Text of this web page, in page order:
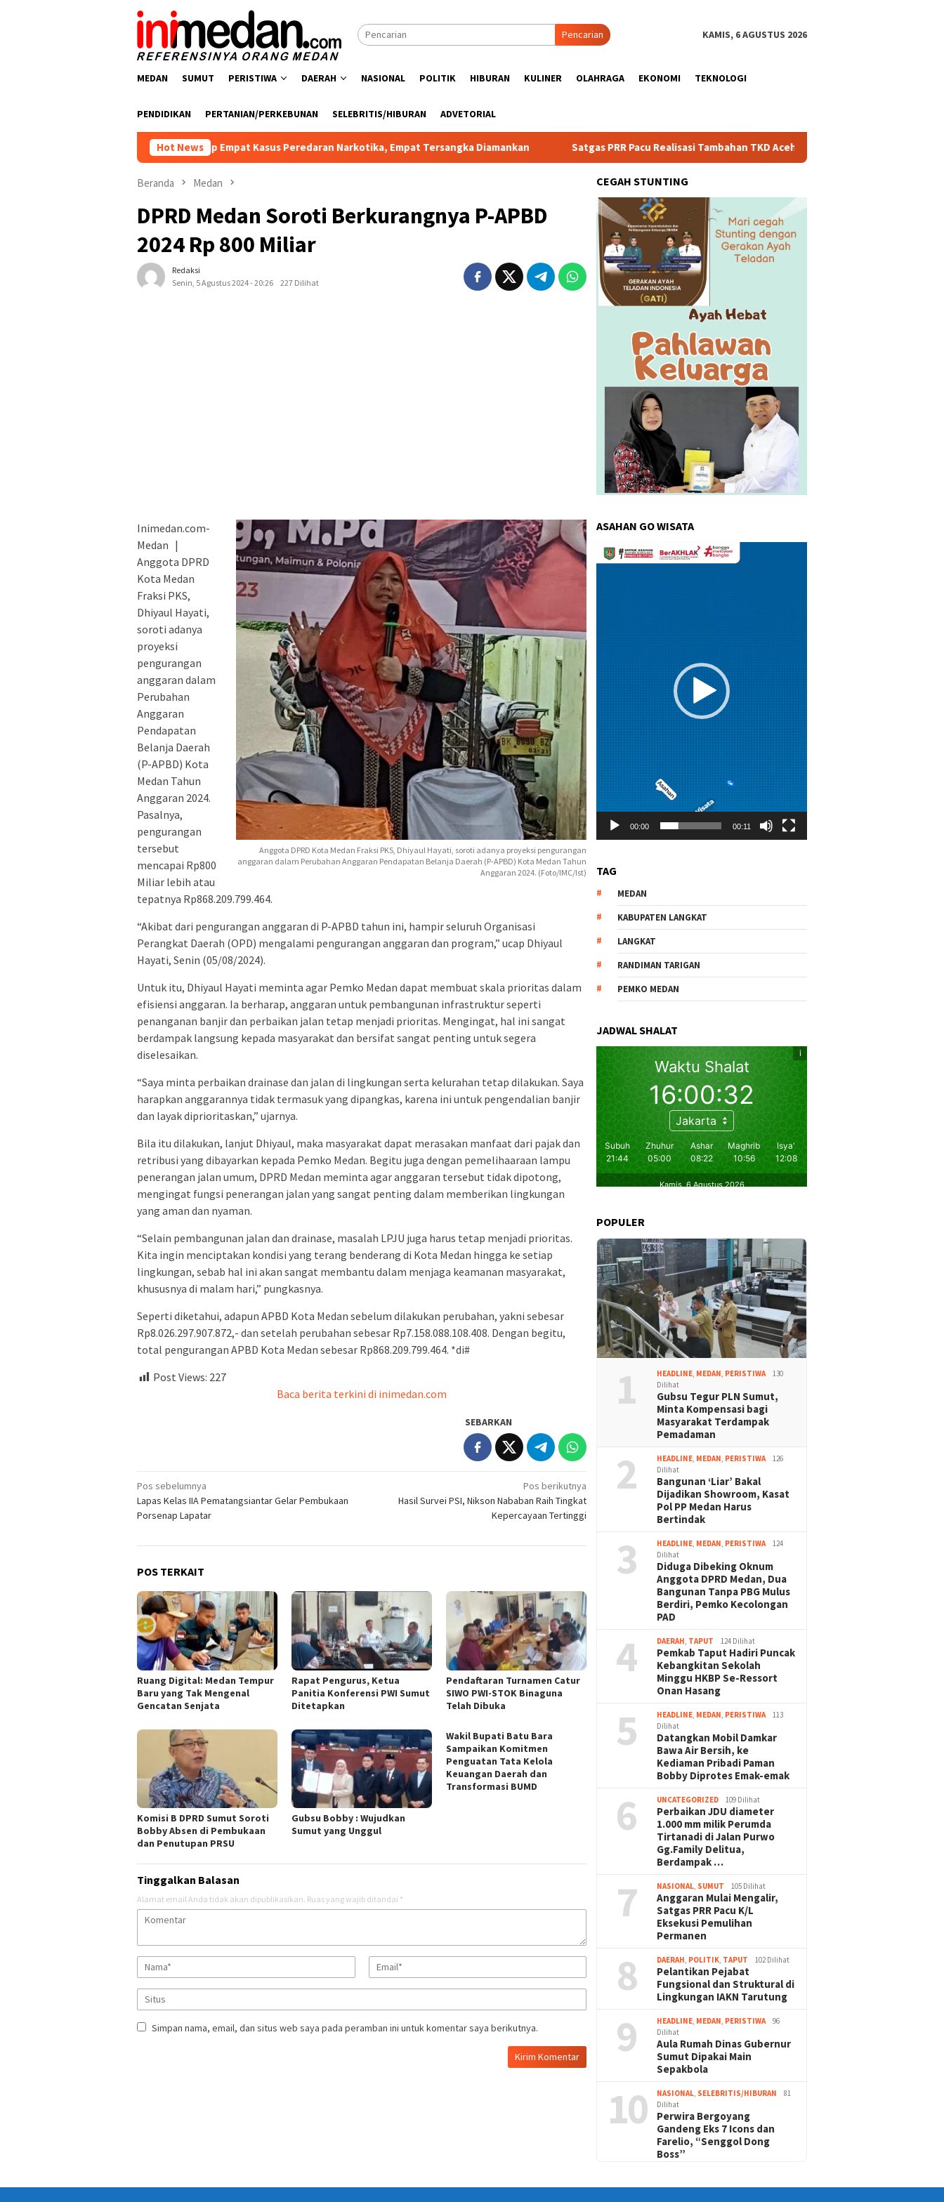
Pencarian KAMIS, 6 AGUSTUS 2026
MEDAN SUMUT PERISTIWA DAERAH NASIONAL POLITIK HIBURAN KULINER OLAHRAGA EKONOMI TEKNOLOGI
PENDIDIKAN PERTANIAN/PERKEBUNAN SELEBRITIS/HIBURAN ADVETORIAL
Hot News
Polres Batu Bara Ungkap Empat Kasus Peredaran Narkotika, Empat Tersangka Diamankan Satgas PRR Pacu Realisasi Tambahan TKD Aceh Rp1,65 Triliun, Pastikan Transparan dan
Beranda Medan
DPRD Medan Soroti Berkurangnya P-APBD
2024 Rp 800 Miliar
Redaksi
Senin, 5 Agustus 2024 - 20:26
227 Dilihat
Anggota DPRD Kota Medan Fraksi PKS, Dhiyaul Hayati, soroti adanya proyeksi pengurangan
anggaran dalam Perubahan Anggaran Pendapatan Belanja Daerah (P-APBD) Kota Medan Tahun
Anggaran 2024. (Foto/IMC/Ist)
Inimedan.com-
Medan |
Anggota DPRD
Kota Medan
Fraksi PKS,
Dhiyaul Hayati,
soroti adanya
proyeksi
pengurangan
anggaran dalam
Perubahan
Anggaran
Pendapatan
Belanja Daerah
(P-APBD) Kota
Medan Tahun
Anggaran 2024.
Pasalnya,
pengurangan
tersebut
mencapai Rp800
Miliar lebih atau
tepatnya Rp868.209.799.464.
“Akibat dari pengurangan anggaran di P-APBD tahun ini, hampir seluruh Organisasi
Perangkat Daerah (OPD) mengalami pengurangan anggaran dan program,” ucap Dhiyaul
Hayati, Senin (05/08/2024).
Untuk itu, Dhiyaul Hayati meminta agar Pemko Medan dapat membuat skala prioritas dalam
efisiensi anggaran. Ia berharap, anggaran untuk pembangunan infrastruktur seperti
penanganan banjir dan perbaikan jalan tetap menjadi prioritas. Mengingat, hal ini sangat
berdampak langsung kepada masyarakat dan bersifat sangat penting untuk segera
diselesaikan.
“Saya minta perbaikan drainase dan jalan di lingkungan serta kelurahan tetap dilakukan. Saya
harapkan anggarannya tidak termasuk yang dipangkas, karena ini untuk pengendalian banjir
dan layak diprioritaskan,” ujarnya.
Bila itu dilakukan, lanjut Dhiyaul, maka masyarakat dapat merasakan manfaat dari pajak dan
retribusi yang dibayarkan kepada Pemko Medan. Begitu juga dengan pemelihaaraan lampu
penerangan jalan umum, DPRD Medan meminta agar anggaran tersebut tidak dipotong,
mengingat fungsi penerangan jalan yang sangat penting dalam memberikan lingkungan
yang aman dan nyaman.
“Selain pembangunan jalan dan drainase, masalah LPJU juga harus tetap menjadi prioritas.
Kita ingin menciptakan kondisi yang terang benderang di Kota Medan hingga ke setiap
lingkungan, sebab hal ini akan sangat membantu dalam menjaga keamanan masyarakat,
khususnya di malam hari,” pungkasnya.
Seperti diketahui, adapun APBD Kota Medan sebelum dilakukan perubahan, yakni sebesar
Rp8.026.297.907.872,- dan setelah perubahan sebesar Rp7.158.088.108.408. Dengan begitu,
total pengurangan APBD Kota Medan sebesar Rp868.209.799.464. *di#
Post Views: 227
Baca berita terkini di inimedan.com
SEBARKAN
Navigasi
pos
Pos sebelumnya
Lapas Kelas IIA Pematangsiantar Gelar Pembukaan
Porsenap Lapatar
Pos berikutnya
Hasil Survei PSI, Nikson Nababan Raih Tingkat
Kepercayaan Tertinggi
POS TERKAIT
Ruang Digital: Medan Tempur
Baru yang Tak Mengenal
Gencatan Senjata
Rapat Pengurus, Ketua
Panitia Konferensi PWI Sumut
Ditetapkan
Pendaftaran Turnamen Catur
SIWO PWI-STOK Binaguna
Telah Dibuka
Komisi B DPRD Sumut Soroti
Bobby Absen di Pembukaan
dan Penutupan PRSU
Gubsu Bobby : Wujudkan
Sumut yang Unggul
Wakil Bupati Batu Bara
Sampaikan Komitmen
Penguatan Tata Kelola
Keuangan Daerah dan
Transformasi BUMD
Tinggalkan Balasan
Alamat email Anda tidak akan dipublikasikan. Ruas yang wajib ditandai *
Simpan nama, email, dan situs web saya pada peramban ini untuk komentar saya berikutnya.
CEGAH STUNTING
ASAHAN GO WISATA
Pemutar
Video
00:00 00:11
TAG
MEDAN
KABUPATEN LANGKAT
LANGKAT
RANDIMAN TARIGAN
PEMKO MEDAN
JADWAL SHALAT
POPULER
1 HEADLINE, MEDAN, PERISTIWA
130
Dilihat
Gubsu Tegur PLN Sumut,
Minta Kompensasi bagi
Masyarakat Terdampak
Pemadaman
2 HEADLINE, MEDAN, PERISTIWA
126
Dilihat
Bangunan ‘Liar’ Bakal
Dijadikan Showroom, Kasat
Pol PP Medan Harus
Bertindak
3 HEADLINE, MEDAN, PERISTIWA
124
Dilihat
Diduga Dibeking Oknum
Anggota DPRD Medan, Dua
Bangunan Tanpa PBG Mulus
Berdiri, Pemko Kecolongan
PAD
4 DAERAH, TAPUT 124 Dilihat
Pemkab Taput Hadiri Puncak
Kebangkitan Sekolah
Minggu HKBP Se-Ressort
Onan Hasang
5 HEADLINE, MEDAN, PERISTIWA
113
Dilihat
Datangkan Mobil Damkar
Bawa Air Bersih, ke
Kediaman Pribadi Paman
Bobby Diprotes Emak-emak
6 UNCATEGORIZED 109 Dilihat
Perbaikan JDU diameter
1.000 mm milik Perumda
Tirtanadi di Jalan Purwo
Gg.Family Delitua,
Berdampak …
7 NASIONAL, SUMUT 105 Dilihat
Anggaran Mulai Mengalir,
Satgas PRR Pacu K/L
Eksekusi Pemulihan
Permanen
8 DAERAH, POLITIK, TAPUT 102 Dilihat
Pelantikan Pejabat
Fungsional dan Struktural di
Lingkungan IAKN Tarutung
9 HEADLINE, MEDAN, PERISTIWA
96
Dilihat
Aula Rumah Dinas Gubernur
Sumut Dipakai Main
Sepakbola
10 NASIONAL, SELEBRITIS/HIBURAN
81
Dilihat
Perwira Bergoyang
Gandeng Eks 7 Icons dan
Farelio, “Senggol Dong
Boss”